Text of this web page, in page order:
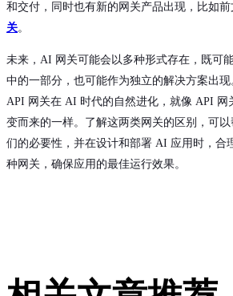
和交付，同时也有新的网关产品出现，比如前
关。
未来，AI 网关可能会以多种形式存在，既可
中的一部分，也可能作为独立的解决方案出
API 网关在 AI 时代的自然进化，就像 API 网
变而来的一样。了解这两类网关的区别，可
们的必要性，并在设计和部署 AI 应用时，合
种网关，确保应用的最佳运行效果。